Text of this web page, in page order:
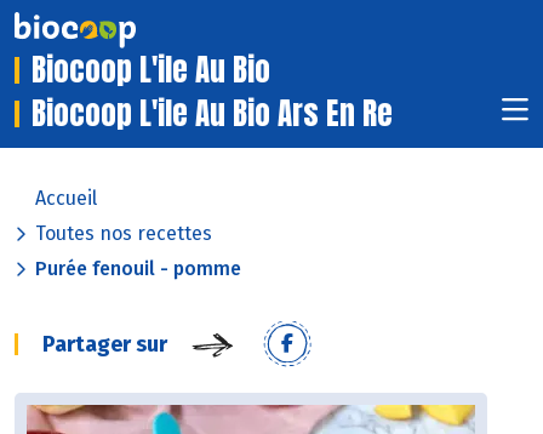
Biocoop L'ile Au Bio
Biocoop L'ile Au Bio Ars En Re
Accueil
Toutes nos recettes
Purée fenouil - pomme
Partager sur